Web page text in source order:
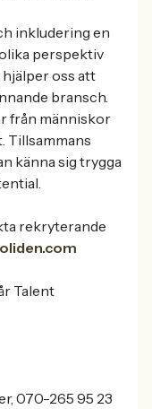
inkludering en
perspektiv
oss att
bransch.
från människor
Tillsammans
känna sig trygga
rekryterande
Talent
070-265 95 23